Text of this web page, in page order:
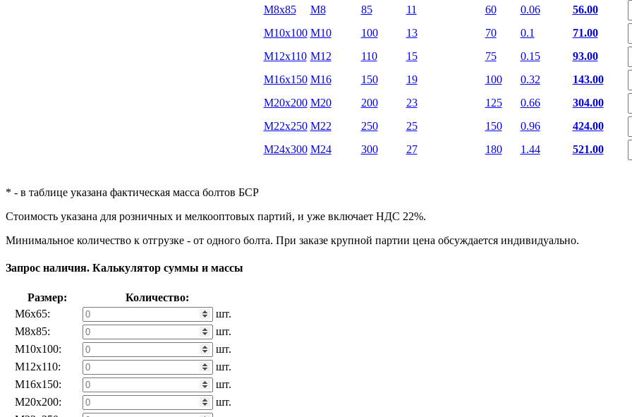
M8x85
М8 85 11 60 0.06
56.00
M10x100 М10 100 13 70 0.1
71.00
M12x110 М12 110 15 75 0.15
93.00
M16x150 М16 150 19 100 0.32
143.00
M20x200 М20 200 23 125 0.66
304.00
M22x250 М22 250 25 150 0.96
424.00
M24x300 М24 300 27 180 1.44 521.00
* - в таблице указана фактическая масса болтов БСР
Стоимость указана для розничных и мелкооптовых партий, и уже включает НДС 22%.
Минимальное количество к отгрузке - от одного болта. При заказе крупной партии цена обсуждается индивидуально.
Запрос наличия. Калькулятор суммы и массы
Размер:
Количество:
М6х65:
шт.
М8х85:
шт.
М10х100:
шт.
М12х110:
шт.
М16х150:
шт.
М20х200:
шт.